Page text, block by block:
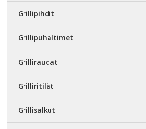
Grillipihdit
Grillipuhaltimet
Grilliraudat
Grilliritilät
Grillisalkut